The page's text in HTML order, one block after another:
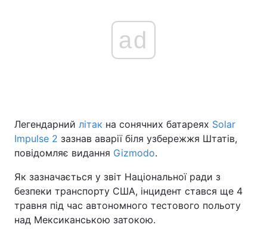
ad
Легендарний літак на сонячних батареях Solar
Impulse 2 зазнав аварії біля узбережжя Штатів,
повідомляє видання Gizmodo.
Як зазначається у звіт Національної ради з
безпеки транспорту США, інцидент стався ще 4
травня під час автономного тестового польоту
над Мексиканською затокою.